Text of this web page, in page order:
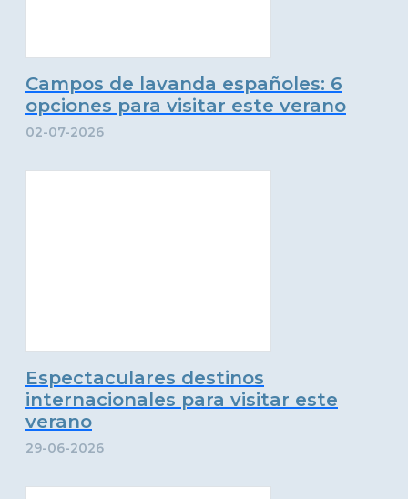
Campos de lavanda españoles: 6
opciones para visitar este verano
02-07-2026
Espectaculares destinos
internacionales para visitar este
verano
29-06-2026